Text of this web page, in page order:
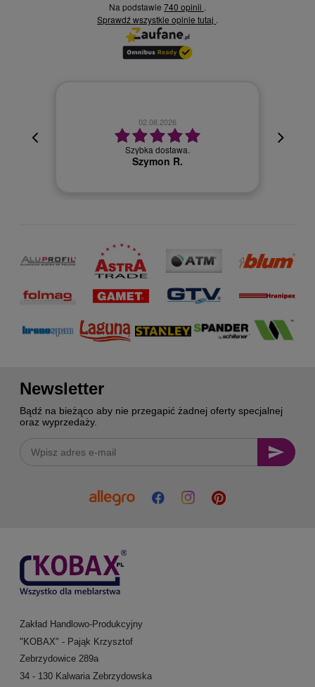
Na podstawie 740 opinii .
Sprawdź wszystkie opinie tutaj .
02.08.2026
Szybka dostawa.
Szymon R.
Newsletter
Bądź na bieżąco aby nie przegapić żadnej oferty specjalnej
oraz wyprzedaży.
Zakład Handlowo-Produkcyjny
"KOBAX" - Pająk Krzysztof
Zebrzydowice 289a
34 - 130 Kalwaria Zebrzydowska